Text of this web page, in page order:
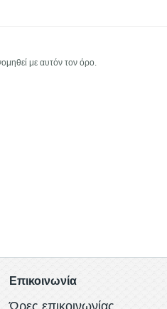
με αυτόν τον όρο.
Επικοινωνία
Ώρες επικοινωνίας